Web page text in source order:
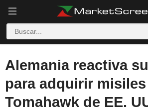
Alemania reactiva
para adquirir misiles
Tomahawk de EE.